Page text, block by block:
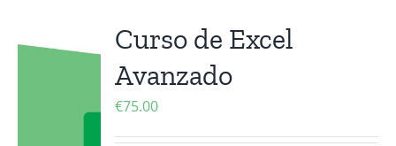
Contactanos
Curso de Excel
Avanzado
€75.00